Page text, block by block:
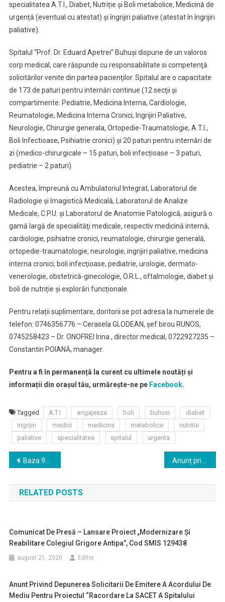
Angajează
Medici
A.T.I.,
Diabet,
Nutriție
Boli
Medicină
De
Urgență
Și
specialitatea A.T.I., Diabet, Nutriție și Boli metabolice, Medicină de
urgență (eventual cu atestat) și îngrijiri paliative (atestat în îngrijiri
paliative).
Spitalul “Prof. Dr. Eduard Apetrei” Buhuși dispune de un valoros
corp medical, care răspunde cu responsabilitate si competenţă
solicitărilor venite din partea pacienţilor. Spitalul are o capacitate
de 173 de paturi pentru internări continue (12 secţii şi
compartimente: Pediatrie, Medicina Interna, Cardiologie,
Reumatologie, Medicina Interna Cronici, Ingrijiri Paliative,
Neurologie, Chirurgie generala, Ortopedie-Traumatologie, A.T.I.,
Boli Infectioase, Psihiatrie cronici) şi 20 paturi pentru internări de
zi (medico-chirurgicale – 15 paturi, boli infecțioase – 3 paturi,
pediatrie – 2 paturi).
Acestea, împreună cu Ambulatoriul Integrat, Laboratorul de
Radiologie și Imagistică Medicală, Laboratorul de Analize
Medicale, C.P.U. și Laboratorul de Anatomie Patologică, asigură o
gamă largă de specialităţi medicale, respectiv medicină internă,
cardiologie, psihiatrie cronici, reumatologie, chirurgie generală,
ortopedie-traumatologie, neurologie, ingrijiri paliative, medicina
interna cronici, boli infecţioase, pediatrie, urologie, dermato-
venerologie, obstetrică-ginecologie, O.R.L., oftalmologie, diabet și
boli de nutriție și explorări funcționale.
Pentru relații suplimentare, doritorii se pot adresa la numerele de
telefon: 0746356776 – Cerasela GLODEAN, șef birou RUNOS,
0745258423 – Dr. ONOFREI Irina , director medical, 0722927235 –
Constantin POIANĂ, manager.
Pentru a fi în permanență la curent cu ultimele noutăți și
informații din orașul tău, urmărește-ne peFacebook.
Tagged A.T.I angajeaza boli buhusi
diabet
ingrijiri
medici medicina metabolice
nutritie
paliative
specialitatea spitalul urgenta
Navigare
în
articole
Baza 95 Aeriană a marcat 100 de ani de la înfiinţare
RELATED POSTS
Comunicat De Presă – Lansare Proiect „Modernizare Și
Reabilitare Colegiul Grigore Antipa”, Cod SMIS 129438
august 21, 2020 Editor
Anunt Privind Depunerea Solicitarii De Emitere A Acordului De
Mediu Pentru Proiectul “Racordare La SACET A Spitalului